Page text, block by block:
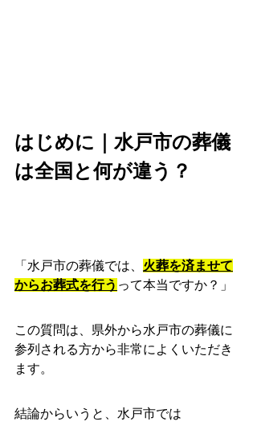
はじめに｜水戸市の葬儀
は全国と何が違う？
「水戸市の葬儀では、 火葬を済ませて
からお葬式を行う って本当ですか？」
この質問は、県外から水戸市の葬儀に
参列される方から非常によくいただき
ます。
結論からいうと、水戸市では